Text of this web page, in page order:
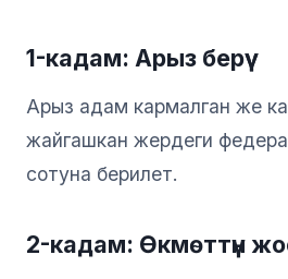
1-кадам: Арыз берүү
Арыз адам кармалган же
жайгашкан жердеги
сотуна берилет.
2-кадам: Өкмөттүн